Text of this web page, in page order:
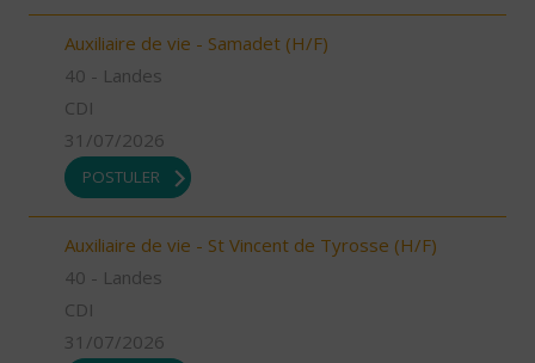
Auxiliaire de vie - Samadet (H/F)
40 - Landes
CDI
31/07/2026
POSTULER
Auxiliaire de vie - St Vincent de Tyrosse (H/F)
40 - Landes
CDI
31/07/2026